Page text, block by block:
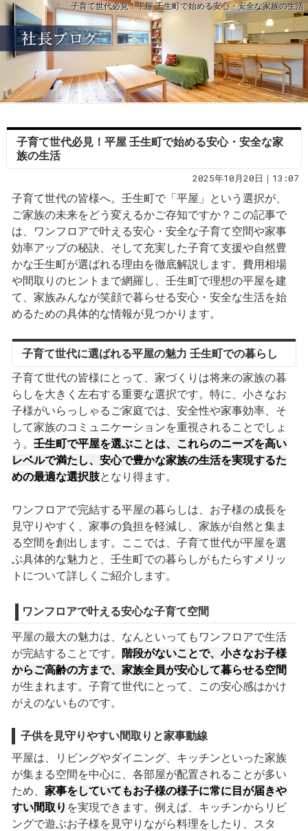
子育て世代必見！平屋 壬生町で始める安心・安全な家族の生活
子育て世代必見！平屋 壬生町で始める安心・安全な家
族の生活
2025年10月20日｜13:07
子育て世代の皆様へ。壬生町で「平屋」という選択が、
ご家族の未来をどう変えるかご存知ですか？この記事で
は、ワンフロアで叶える安心・安全な子育て空間や家事
効率アップの秘訣、そして充実した子育て支援や自然豊
かな壬生町が選ばれる理由を徹底解説します。費用相場
や間取りのヒントまで網羅し、壬生町で理想の平屋を建
て、家族みんなが笑顔で暮らせる安心・安全な生活を始
めるための具体的な情報が見つかります。
子育て世代に選ばれる平屋の魅力 壬生町での暮らし
子育て世代の皆様にとって、家づくりは将来の家族の暮
らしを大きく左右する重要な選択です。特に、小さなお
子様がいらっしゃるご家庭では、安全性や家事効率、そ
して家族のコミュニケーションを重視されることでしょ
う。 壬生町で平屋を選ぶことは、これらのニーズを高い
レベルで満たし、安心で豊かな家族の生活を実現するた
めの最適な選択肢となり得ます。
ワンフロアで完結する平屋の暮らしは、お子様の成長を
見守りやすく、家事の負担を軽減し、家族が自然と集ま
る空間を創出します。ここでは、子育て世代が平屋を選
ぶ具体的な魅力と、壬生町での暮らしがもたらすメリッ
トについて詳しくご紹介します。
ワンフロアで叶える安心な子育て空間
平屋の最大の魅力は、なんといってもワンフロアで生活
が完結することです。
階段がないことで、小さなお子様
からご高齢の方まで、家族全員が安心して暮らせる空間
が生まれます。子育て世代にとって、この安心感はかけ
がえのないものです。
子供を見守りやすい間取りと家事動線
平屋は、リビングやダイニング、キッチンといった家族
が集まる空間を中心に、各部屋が配置されることが多い
ため、 家事をしていてもお子様の様子に常に目が届きや
すい間取り を実現できます。例えば、キッチンからリビ
ングで遊ぶお子様を見守りながら料理をしたり、スタ